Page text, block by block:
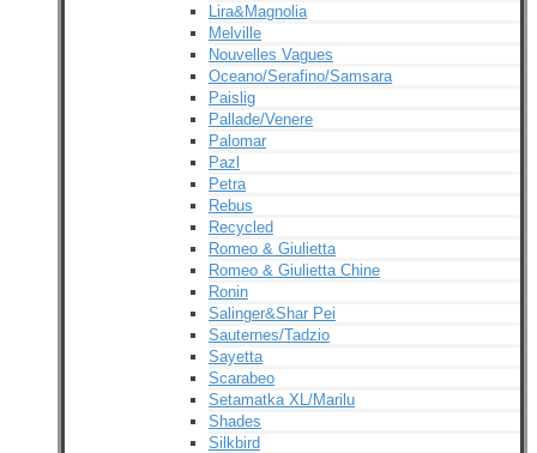
Lira&Magnolia
Melville
Nouvelles Vagues
Oceano/Serafino/Samsara
Paislig
Pallade/Venere
Palomar
Pazl
Petra
Rebus
Recycled
Romeo & Giulietta
Romeo & Giulietta Chine
Ronin
Salinger&Shar Pei
Sauternes/Tadzio
Sayetta
Scarabeo
Setamatka XL/Marilu
Shades
Silkbird